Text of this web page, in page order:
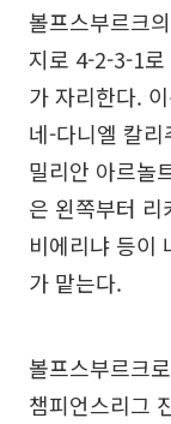
볼프스부르크
지로 4-2-3-1로
가 자리한다.
네-다니엘 칼
밀리안 아르놀
은 왼쪽부터
비에리냐 등이
가 맡는다.
볼프스부르크
챔피언스리그